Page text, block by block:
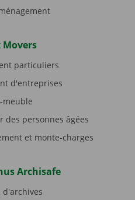
Movers
particuliers
d'entreprises
meuble
des personnes âgées
et monte-charges
Archisafe
d'archives